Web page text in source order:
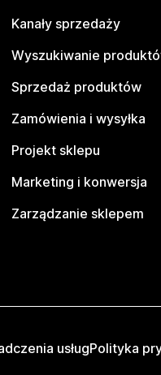
Kanały sprzedaży
Wyszukiwanie
Sprzedaż produktów
Zamówienia i wysyłka
Projekt sklepu
Marketing i konwersja
Zarządzanie sklepem
usługPolityka